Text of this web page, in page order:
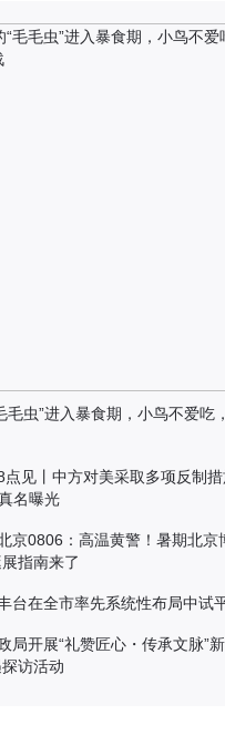
毛虫”进入暴食期，小鸟不爱吃
点见丨中方对美采取多项反制措
名曝光
京0806：高温黄警！暑期北京
指南来了
台在全市率先系统性布局中试
局开展“礼赞匠心・传承文脉”
访活动